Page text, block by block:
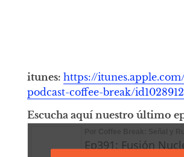
itunes: https://
podcast-coffee-break/
Escucha aquí nuestro último